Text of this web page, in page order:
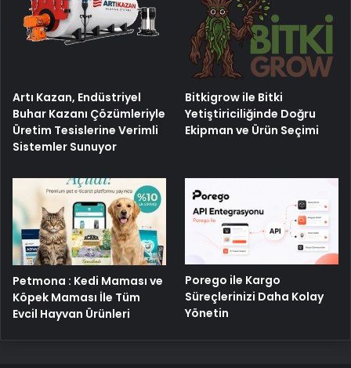
Artı Kazan, Endüstriyel
Buhar Kazanı Çözümleriyle
Üretim Tesislerine Verimli
Sistemler Sunuyor
Bitkigrow ile Bitki
Yetiştiriciliğinde Doğru
Ekipman ve Ürün Seçimi
Petmona : Kedi Maması ve
Köpek Maması İle Tüm
Evcil Hayvan Ürünleri
Porego ile Kargo
Süreçlerinizi Daha Kolay
Yönetin